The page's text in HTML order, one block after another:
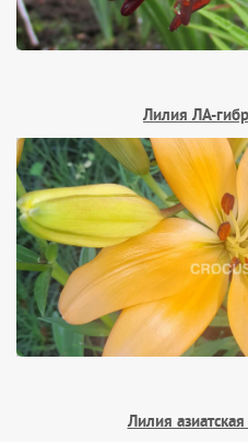
Лилия ЛА-
Лилия